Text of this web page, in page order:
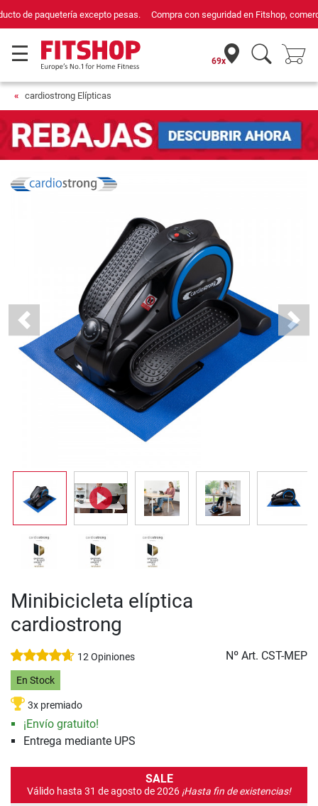
Compra con seguridad en Fitshop, comercio con sello de Confianza Online.
69x
cardiostrong Elípticas
Previous Next
Minibicicleta elíptica
cardiostrong
12 Opiniones Nº Art. CST-MEP
En Stock
3x premiado
¡Envío gratuito!
Entrega mediante UPS
SALE
Válido hasta 31 de agosto de 2026 ¡Hasta fin de existencias!